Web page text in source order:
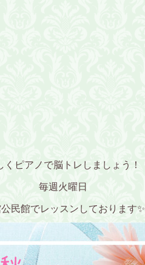
くピアノで脳トレしましょう！
毎週火曜日
民館でレッスンしております✨